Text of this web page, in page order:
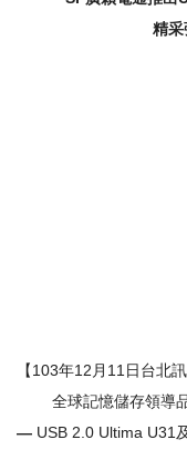
精采
【103年12月11日台北訊
全球記憶儲存領導品
— USB 2.0 Ultima U31